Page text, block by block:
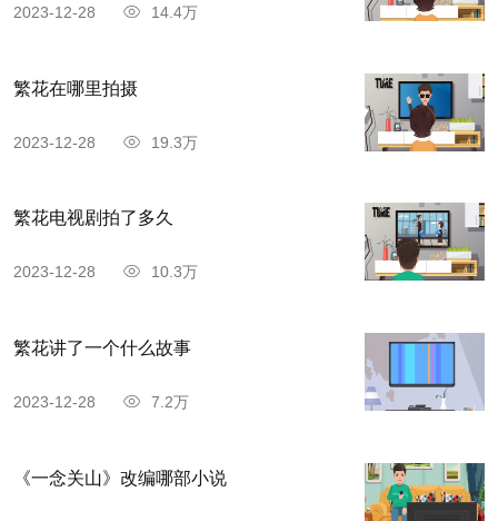
2023-12-28 14.4万
繁花在哪里拍摄
2023-12-28 19.3万
繁花电视剧拍了多久
2023-12-28 10.3万
繁花讲了一个什么故事
2023-12-28 7.2万
《一念关山》改编哪部小说